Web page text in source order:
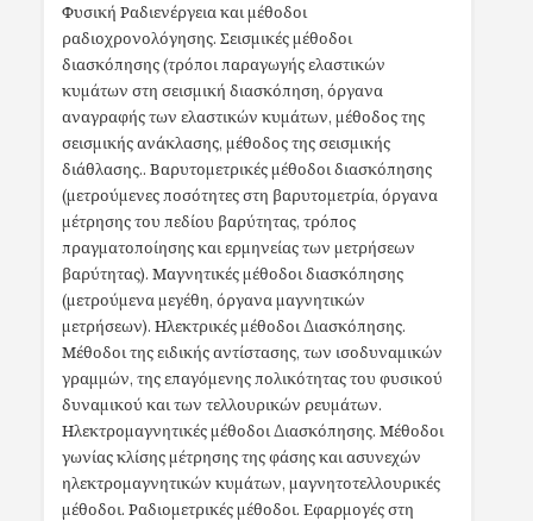
Φυσική Ραδιενέργεια και μέθοδοι
ραδιοχρονολόγησης. Σεισμικές μέθοδοι
διασκόπησης (τρόποι παραγωγής ελαστικών
κυμάτων στη σεισμική διασκόπηση, όργανα
αναγραφής των ελαστικών κυμάτων, μέθοδος της
σεισμικής ανάκλασης, μέθοδος της σεισμικής
διάθλασης.. Βαρυτομετρικές μέθοδοι διασκόπησης
(μετρούμενες ποσότητες στη βαρυτομετρία, όργανα
μέτρησης του πεδίου βαρύτητας, τρόπος
πραγματοποίησης και ερμηνείας των μετρήσεων
βαρύτητας). Μαγνητικές μέθοδοι διασκόπησης
(μετρούμενα μεγέθη, όργανα μαγνητικών
μετρήσεων). Ηλεκτρικές μέθοδοι Διασκόπησης.
Μέθοδοι της ειδικής αντίστασης, των ισοδυναμικών
γραμμών, της επαγόμενης πολικότητας του φυσικού
δυναμικού και των τελλουρικών ρευμάτων.
Ηλεκτρομαγνητικές μέθοδοι Διασκόπησης. Μέθοδοι
γωνίας κλίσης μέτρησης της φάσης και ασυνεχών
ηλεκτρομαγνητικών κυμάτων, μαγνητοτελλουρικές
μέθοδοι. Ραδιομετρικές μέθοδοι. Εφαρμογές στη